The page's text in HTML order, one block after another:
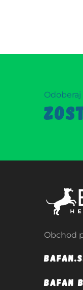
Obchod
Bafan